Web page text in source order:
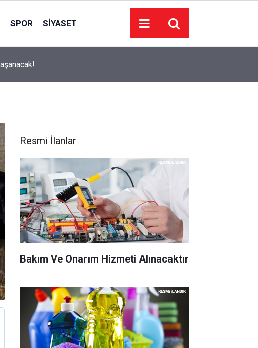
SPOR SIYASET
Resmi İlanlar
Bakım Ve Onarım Hizmeti Alınacaktır